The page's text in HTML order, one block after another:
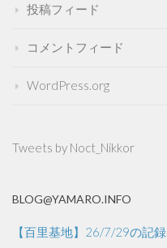
投稿フィード
コメントフィード
WordPress.org
Tweets by Noct_Nikkor
BLOG@YAMARO.INFO
【百里基地】26/7/29の記録